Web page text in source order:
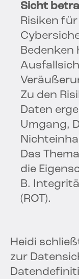
Sicht
Risiken
Bedenken
Zu den
Daten
Umgang,
Das
die
B.
(ROT).
Heidi
zur